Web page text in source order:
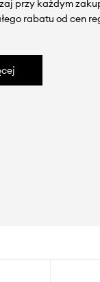
przy każdym
rabatu od cen